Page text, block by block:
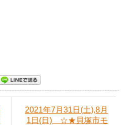
2021年7月31日(土),8月
1日(日) ☆★貝塚市モ